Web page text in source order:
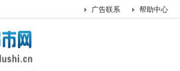
帮助中心
广告联系